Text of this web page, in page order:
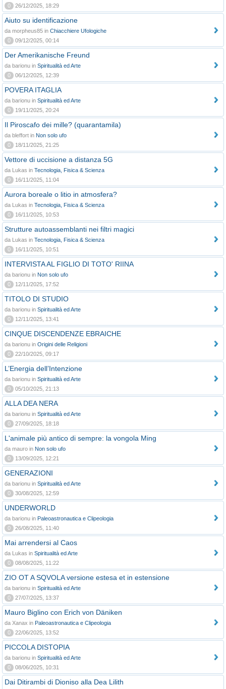
0
26/12/2025, 18:29
Aiuto su identificazione
da morpheus85 in Chiacchiere Ufologiche
0
09/12/2025, 00:14
Der Amerikanische Freund
da barionu in Spiritualità ed Arte
0
06/12/2025, 12:39
POVERA ITAGLIA
da barionu in Spiritualità ed Arte
0
19/11/2025, 20:24
Il Piroscafo dei mille? (quarantamila)
da bleffort in Non solo ufo
0
18/11/2025, 21:25
Vettore di uccisione a distanza 5G
da Lukas in Tecnologia, Fisica & Scienza
0
16/11/2025, 11:04
Aurora boreale o litio in atmosfera?
da Lukas in Tecnologia, Fisica & Scienza
0
16/11/2025, 10:53
Strutture autoassemblanti nei filtri magici
da Lukas in Tecnologia, Fisica & Scienza
0
16/11/2025, 10:51
INTERVISTA AL FIGLIO DI TOTO' RIINA
da barionu in Non solo ufo
0
12/11/2025, 17:52
TITOLO DI STUDIO
da barionu in Spiritualità ed Arte
0
12/11/2025, 13:41
CINQUE DISCENDENZE EBRAICHE
da barionu in Origini delle Religioni
0
22/10/2025, 09:17
L’Energia dell’Intenzione
da barionu in Spiritualità ed Arte
0
05/10/2025, 21:13
ALLA DEA NERA
da barionu in Spiritualità ed Arte
0
27/09/2025, 18:18
L'animale più antico di sempre: la vongola Ming
da mauro in Non solo ufo
0
13/09/2025, 12:21
GENERAZIONI
da barionu in Spiritualità ed Arte
0
30/08/2025, 12:59
UNDERWORLD
da barionu in Paleoastronautica e Clipeologia
0
26/08/2025, 11:40
Mai arrendersi al Caos
da Lukas in Spiritualità ed Arte
0
08/08/2025, 11:22
ZIO OT A SQVOLA versione estesa et in estensione
da barionu in Spiritualità ed Arte
0
27/07/2025, 13:37
Mauro Biglino con Erich von Däniken
da Xanax in Paleoastronautica e Clipeologia
0
22/06/2025, 13:52
PICCOLA DISTOPIA
da barionu in Spiritualità ed Arte
0
08/06/2025, 10:31
Dai Ditirambi di Dioniso alla Dea Lilith